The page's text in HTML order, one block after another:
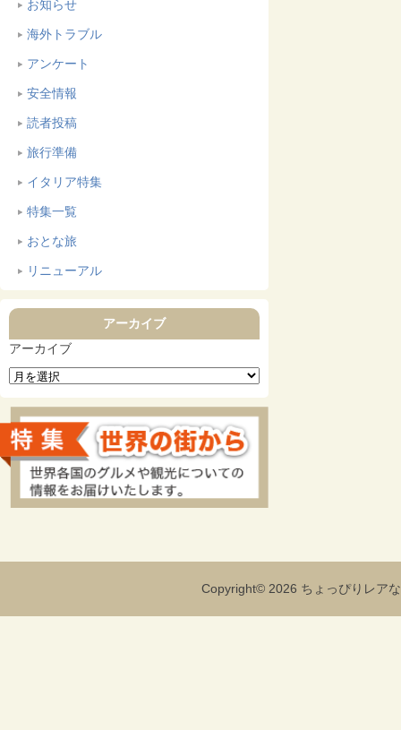
お知らせ
海外トラブル
アンケート
安全情報
読者投稿
旅行準備
イタリア特集
特集一覧
おとな旅
リニューアル
アーカイブ
アーカイブ
Copyright© 2026 ちょっぴりレ